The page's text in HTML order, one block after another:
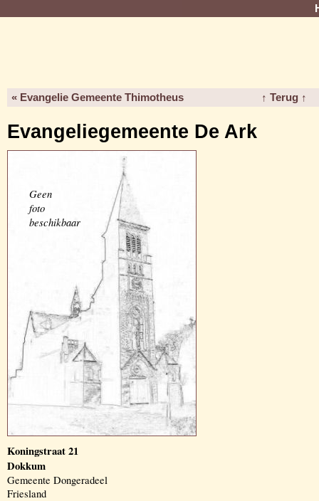
« Evangelie Gemeente Thimotheus ↑ Terug ↑
Evangeliegemeente De Ark
Geen
foto
beschikbaar
Koningstraat 21
Dokkum
Gemeente Dongeradeel
Friesland